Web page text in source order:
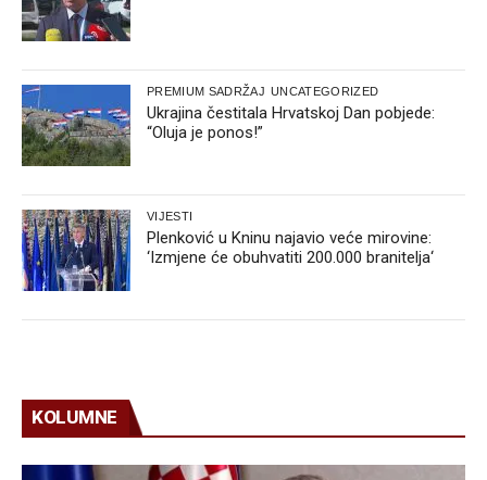
PREMIUM SADRŽAJ UNCATEGORIZED
Ukrajina čestitala Hrvatskoj Dan pobjede:
“Oluja je ponos!”
VIJESTI
Plenković u Kninu najavio veće mirovine:
‘Izmjene će obuhvatiti 200.000 branitelja‘
KOLUMNE